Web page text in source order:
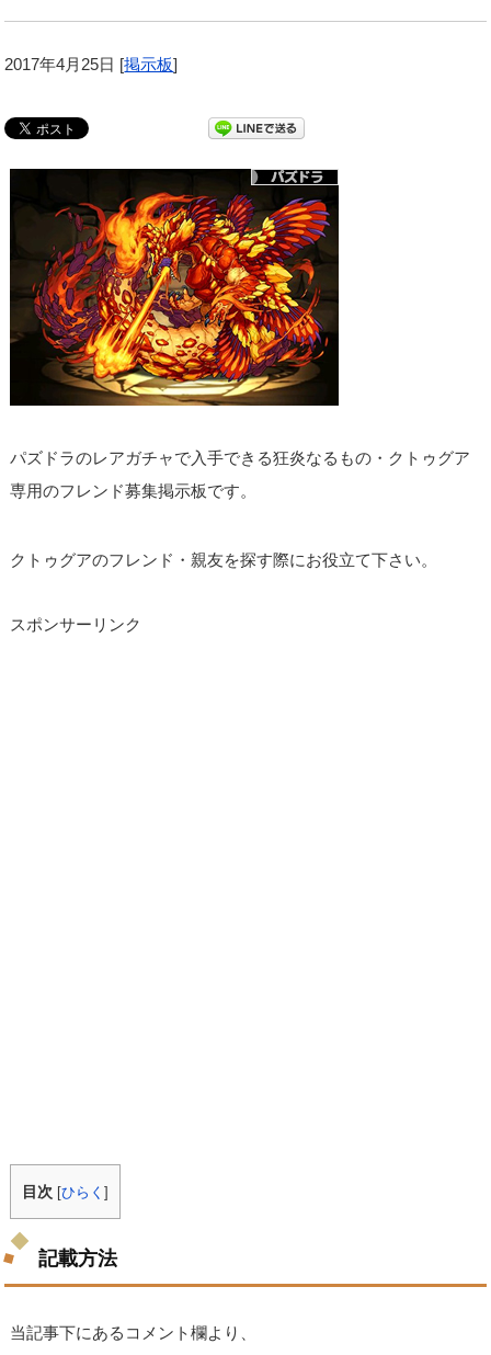
2017年4月25日 [掲示板]
パズドラのレアガチャで入手できる狂炎なるもの・クトゥグア
専用のフレンド募集掲示板です。
クトゥグアのフレンド・親友を探す際にお役立て下さい。
スポンサーリンク
目次 [ひらく]
記載方法
当記事下にあるコメント欄より、